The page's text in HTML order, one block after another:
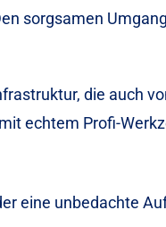
sorgsamen
die auch
echtem Profi-
eine unbedachte